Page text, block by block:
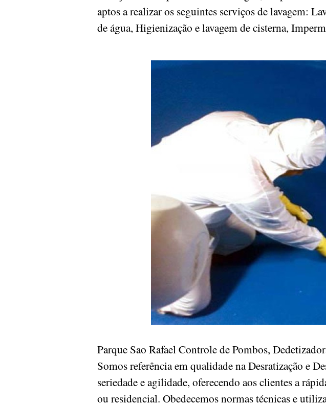
aptos a realizar os seguintes serviços de lavagem:
de água, Higienização e lavagem de cisterna,
Parque Sao Rafael Controle de Pombos,
Somos referência em qualidade na Desratização e
seriedade e agilidade, oferecendo aos clientes a
ou residencial. Obedecemos normas técnicas e